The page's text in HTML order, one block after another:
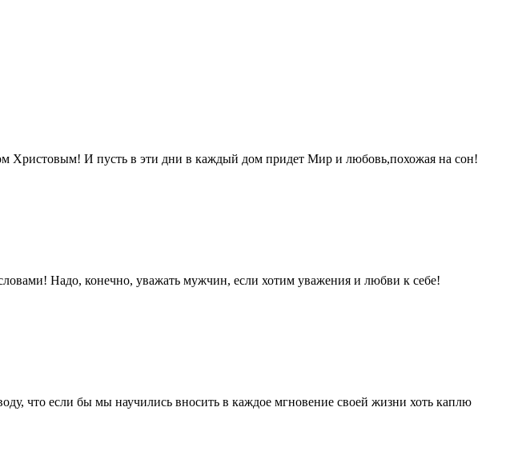
И пусть в эти дни в каждый дом придет Мир и любовь,похожая на сон!
Надо, конечно, уважать мужчин, если хотим уважения и любви к себе!
что если бы мы научились вносить в каждое мгновение своей жизни хоть каплю